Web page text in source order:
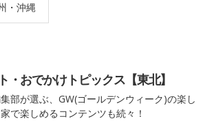
・沖縄
・おでかけトピックス【東北】
部が選ぶ、GW(ゴールデンウィーク)の楽し
で楽しめるコンテンツも続々！